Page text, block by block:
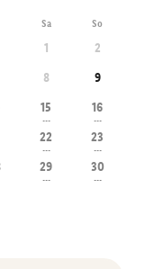
Sa So
1
2
8
9
15
---
16
---
22
---
23
---
29
---
30
---